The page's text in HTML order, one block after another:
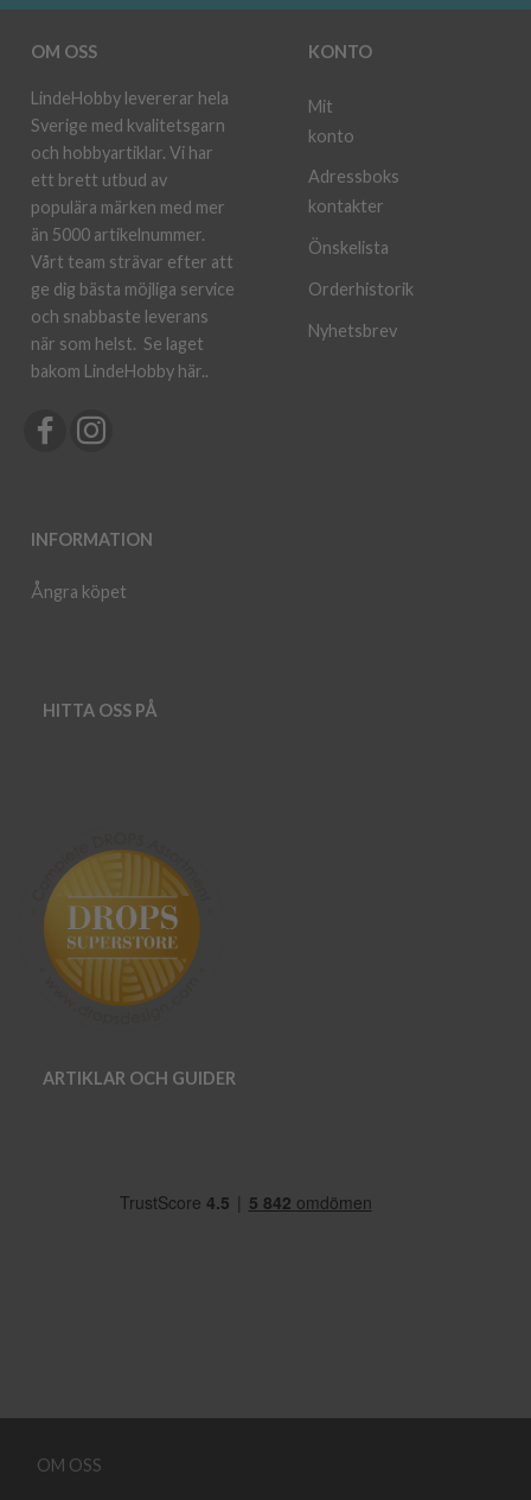
OM OSS
LindeHobby levererar hela
Sverige med kvalitetsgarn
och hobbyartiklar. Vi har
ett brett utbud av
populära märken med mer
än 5000 artikelnummer.
Vårt team strävar efter att
ge dig bästa möjliga service
och snabbaste leverans
när som helst. Se laget
bakom LindeHobby här..
INFORMATION
Ångra köpet
KONTO
Mit
konto
Adressboks
kontakter
Önskelista
Orderhistorik
Nyhetsbrev
HITTA OSS PÅ
ARTIKLAR OCH GUIDER
OM OSS